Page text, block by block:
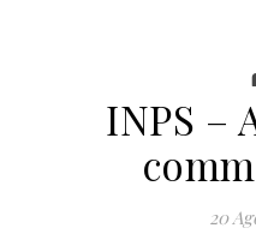
INPS –
20